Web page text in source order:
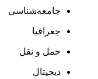
جامعه‌شناسی
جغرافیا
حمل و نقل
دیجیتال